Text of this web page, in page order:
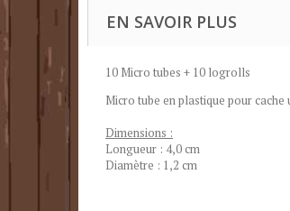
EN SAVOIR PLUS
10 Micro tubes + 10 logrolls
Micro tube en plastique pour
Dimensions :
Longueur : 4,0 cm
Diamètre : 1,2 cm